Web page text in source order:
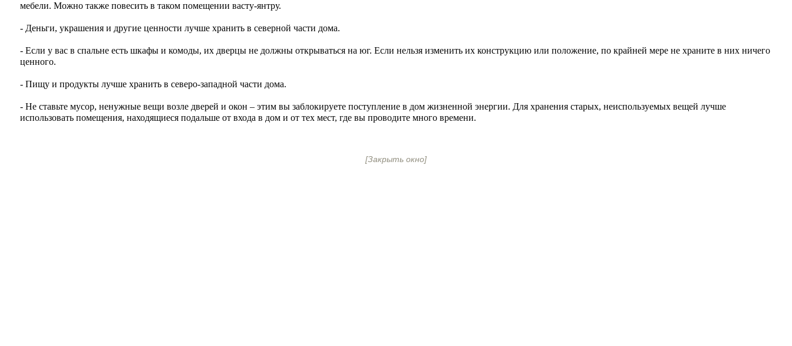
мебели. Можно также повесить в таком помещении васту-янтру.
- Деньги, украшения и другие ценности лучше хранить в северной части дома.
- Если у вас в спальне есть шкафы и комоды, их дверцы не должны открываться на юг. Если нельзя изменить их конструкцию или положение, по крайней мере не храните в них ничего
ценного.
- Пищу и продукты лучше хранить в северо-западной части дома.
- Не ставьте мусор, ненужные вещи возле дверей и окон – этим вы заблокируете поступление в дом жизненной энергии. Для хранения старых, неиспользуемых вещей лучше
использовать помещения, находящиеся подальше от входа в дом и от тех мест, где вы проводите много времени.
[Закрыть окно]